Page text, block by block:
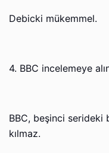
Debicki mükemmel.
4. BBC incelemeye
BBC, beşinci
kılmaz.